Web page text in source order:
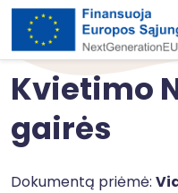
Kvietimo
gairės
Dokumentą priėmė: